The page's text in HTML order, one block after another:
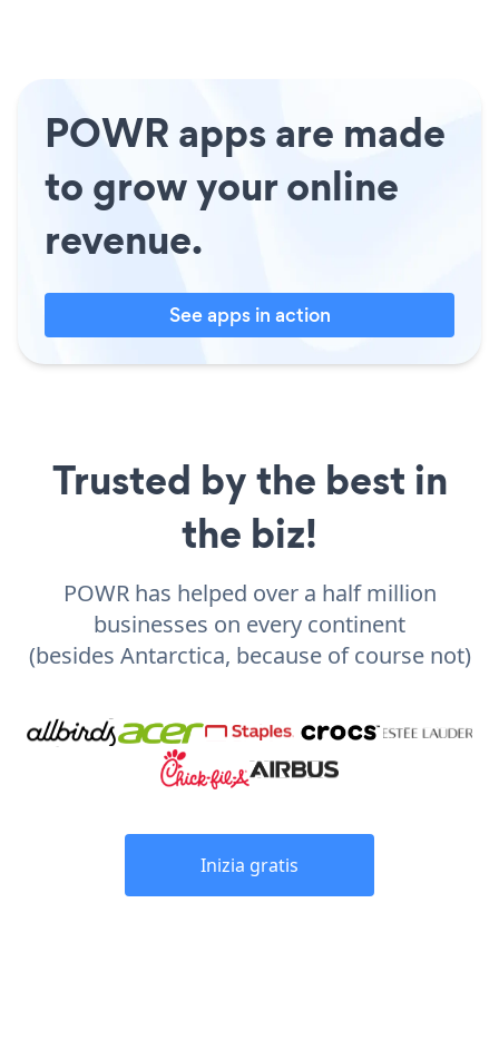
POWR apps are made
to grow your online
revenue.
See apps in action
Trusted by the best in
the biz!
POWR has helped over a half million
businesses on every continent
(besides Antarctica, because of course not)
Inizia gratis